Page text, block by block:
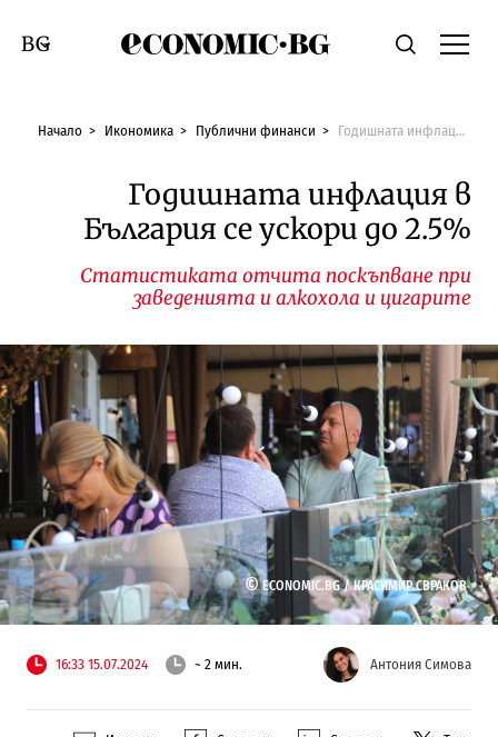
Economic.bgТърсене
Смяна на език
Начало Икономика Публични финанси Годишната инфлация в България се ускори до 2.5%
Годишната инфлация в
България се ускори до 2.5%
Статистиката отчита поскъпване при
заведенията и алкохола и цигарите
©ECONOMIC.BG /КРАСИМИР СВРАКОВ
16:33 15.07.2024 ~ 2 мин. Антония Симова